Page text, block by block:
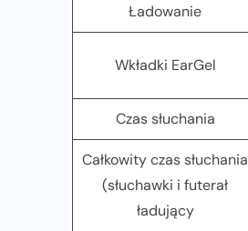
Ładowanie
Wkładki EarGel
Czas słuchania
Całkowity czas słuchania
(słuchawki i futerał
ładujący